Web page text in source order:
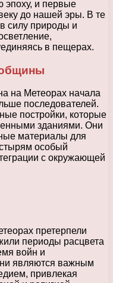
эпоху, и первые
до нашей эры. В те
силу природы и
в пещерах.
на Метеорах начала
последователей.
постройки, которые
зданиями. Они
материалы для
особый
с окружающей
претерпели
периоды расцвета
войн и
являются важным
привлекая